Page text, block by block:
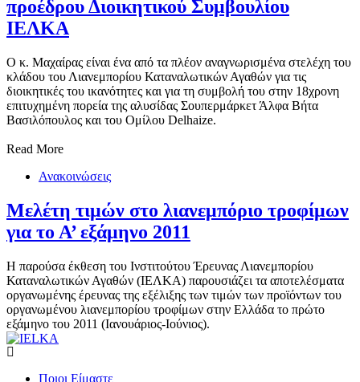
προέδρου Διοικητικού Συμβουλίου
ΙΕΛΚΑ
Ο κ. Μαχαίρας είναι ένα από τα πλέον αναγνωρισμένα στελέχη του
κλάδου του Λιανεμπορίου Καταναλωτικών Αγαθών για τις
διοικητικές του ικανότητες και για τη συμβολή του στην 18χρονη
επιτυχημένη πορεία της αλυσίδας Σουπερμάρκετ Άλφα Βήτα
Βασιλόπουλος και του Ομίλου Delhaize.
Read More
Ανακοινώσεις
Μελέτη τιμών στο λιανεμπόριο τροφίμων
Η παρούσα έκθεση του Ινστιτούτου Έρευνας Λιανεμπορίου
Καταναλωτικών Αγαθών (ΙΕΛΚΑ) παρουσιάζει τα αποτελέσματα
οργανωμένης έρευνας της εξέλιξης των τιμών των προϊόντων του
οργανωμένου λιανεμπορίου τροφίμων στην Ελλάδα το πρώτο
εξάμηνο του 2011 (Ιανουάριος-Ιούνιος).
Ποιοι Είμαστε